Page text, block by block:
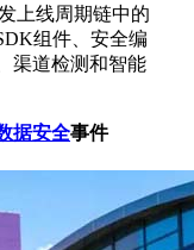
上线周期链中的
组件、安全编
渠道检测和智能
据安全事件